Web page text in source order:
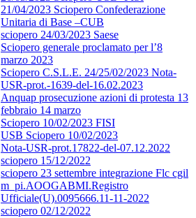
21/04/2023 Sciopero Confederazione
Unitaria di Base –CUB
sciopero 24/03/2023 Saese
Sciopero generale proclamato per l’8
marzo 2023
Sciopero C.S.L.E. 24/25/02/2023 Nota-
USR-prot.-1639-del-16.02.2023
Anquap prosecuzione azioni di protesta 13
febbraio 14 marzo
Sciopero 10/02/2023 FISI
USB Sciopero 10/02/2023
Nota-USR-prot.17822-del-07.12.2022
sciopero 15/12/2022
sciopero 23 settembre integrazione Flc cgil
m_pi.AOOGABMI.Registro
Ufficiale(U).0095666.11-11-2022
sciopero 02/12/2022